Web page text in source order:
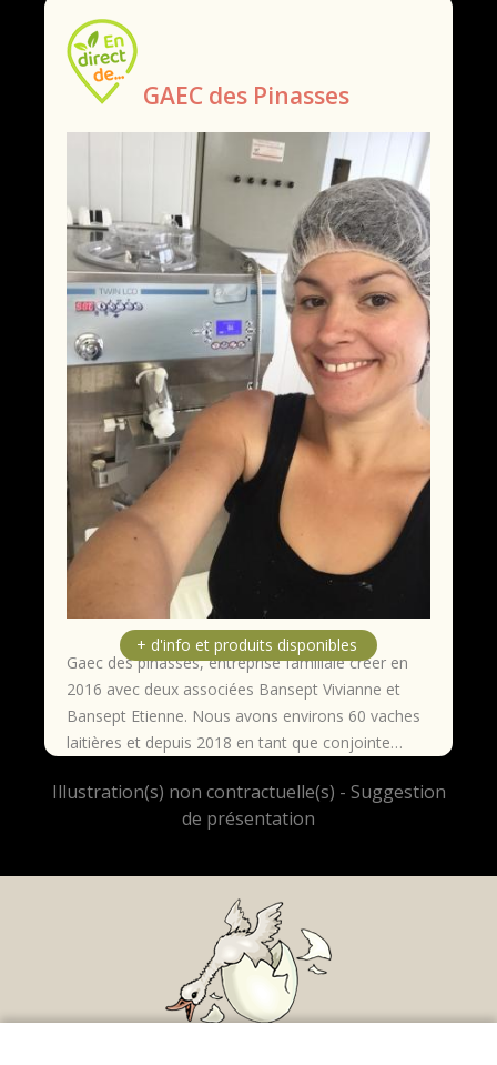
GAEC des Pinasses
Gaec des pinasses, entreprise familiale créer en
2016 avec deux associées Bansept Vivianne et
Bansept Etienne. Nous avons environs 60 vaches
laitières et depuis 2018 en tant que conjointe…